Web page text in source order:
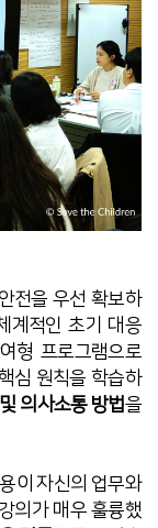
전을 우선 확보하
계적인 초기 대응
형 프로그램으로
심 원칙을 학습하
의사소통 방법을
이 자신의 업무와
의가 매우 훌륭했